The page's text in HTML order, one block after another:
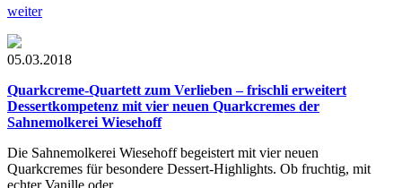
weiter
05.03.2018
Quarkcreme-Quartett zum Verlieben – frischli erweitert
Dessertkompetenz mit vier neuen Quarkcremes der
Sahnemolkerei Wiesehoff
Die Sahnemolkerei Wiesehoff begeistert mit vier neuen
Quarkcremes für besondere Dessert-Highlights. Ob fruchtig, mit
echter Vanille oder...